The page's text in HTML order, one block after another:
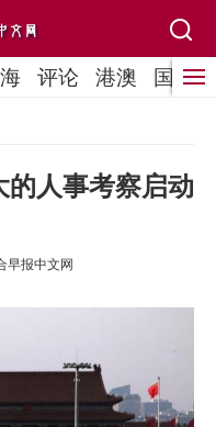
评论 港澳 国际
人事考察启动
早报中文网